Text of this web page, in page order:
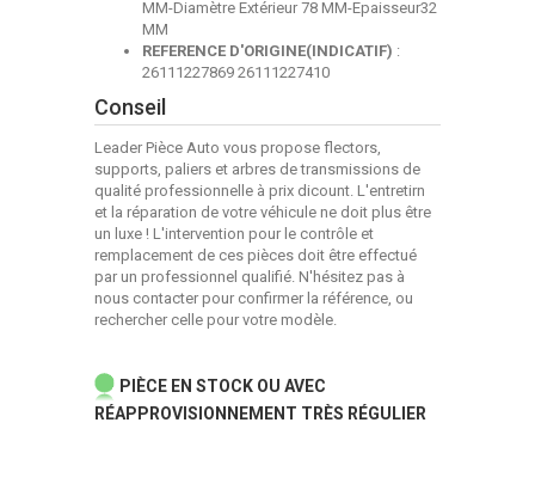
MM-Diamètre Extérieur 78 MM-Epaisseur32
MM
REFERENCE D'ORIGINE(INDICATIF) :
26111227869 26111227410
Conseil
Leader Pièce Auto vous propose flectors,
supports, paliers et arbres de transmissions de
qualité professionnelle à prix dicount. L'entretirn
et la réparation de votre véhicule ne doit plus être
un luxe ! L'intervention pour le contrôle et
remplacement de ces pièces doit être effectué
par un professionnel qualifié. N'hésitez pas à
nous contacter pour confirmer la référence, ou
rechercher celle pour votre modèle.
PIÈCE EN STOCK OU AVEC
RÉAPPROVISIONNEMENT TRÈS RÉGULIER